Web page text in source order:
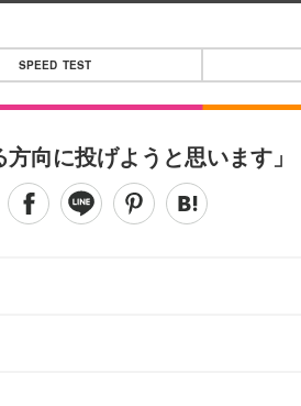
SPEED TEST
向に投げようと思います」